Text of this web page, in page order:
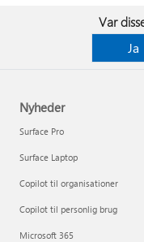
Var
Ja
Nyheder
Surface Pro
Surface Laptop
Copilot til organisationer
Copilot til personlig brug
Microsoft 365